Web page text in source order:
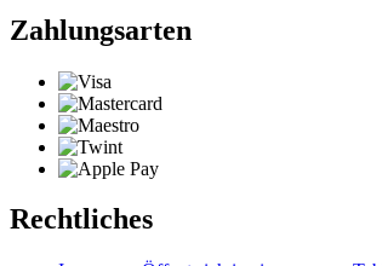
Zahlungsarten
Rechtliches